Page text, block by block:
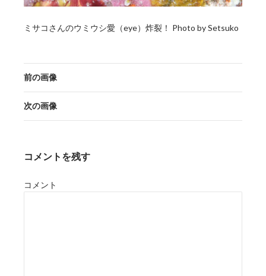
ミサコさんのウミウシ愛（eye）炸裂！ Photo by Setsuko
前の画像
次の画像
コメントを残す
コメント